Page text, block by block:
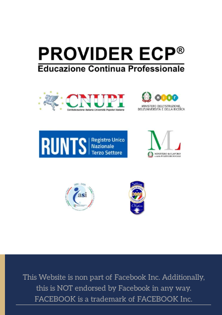
This Website is non part of Facebook Inc. Additionally,
this is NOT endorsed by Facebook in any way.
FACEBOOK is a trademark of FACEBOOK Inc.